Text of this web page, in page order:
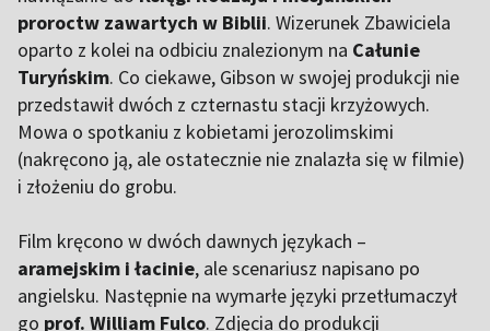
proroctw zawartych w Biblii. Wizerunek Zbawiciela
oparto z kolei na odbiciu znalezionym na Całunie
Turyńskim. Co ciekawe, Gibson w swojej produkcji nie
przedstawił dwóch z czternastu stacji krzyżowych.
Mowa o spotkaniu z kobietami jerozolimskimi
(nakręcono ją, ale ostatecznie nie znalazła się w filmie)
i złożeniu do grobu.
Film kręcono w dwóch dawnych językach –
aramejskim i łacinie, ale scenariusz napisano po
angielsku. Następnie na wymarłe języki przetłumaczył
go prof. William Fulco. Zdjęcia do produkcji